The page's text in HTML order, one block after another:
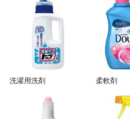
洗濯用洗剤 柔軟剤